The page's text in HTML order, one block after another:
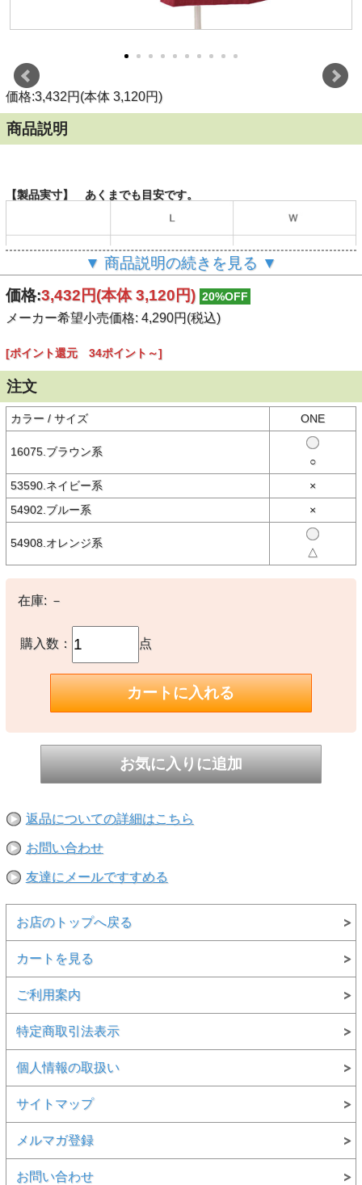
価格:3,432円(本体 3,120円)
商品説明
【製品実寸】 あくまでも目安です。
（単位：cm）
計測方法はこちらをご確認ください。
【商品説明】
ペンドルトンオリジナルのテキスタイルを使用したエプロン
カラフルなコットン地なので汚れを気にせずどんどん使えて、洗濯機
でお手入れできます。女性、男性共にお使いいただけますので、お揃
いで選んでいただいたり、贈り物にも大変喜ばれます。
※パターン生地を使用しているため、商品によってパターン位置に個
体差がございます。予めご了承下さい。商品写真は代表パターンとな
【素材】
○本体：コットン100％
【生産国】
○インド製
※パターン生地を使用しているため、商品によってパターン位置に個
体差がございます。予めご了承下さい。商品写真は代表パターンとな
ります。
※撮影時の環境やご使用のPCモニター等の環境により実際の色味と
多少異なる場合があります。
※当店取扱い商品は一部店頭在庫と共有をしております。
ご注文時に「在庫あり」の表示でも、実際は売り違いにより欠品が発
生し、やむをえずご注文をキャンセルさせていただく場合がございま
す。完売や欠品の場合は大変ご迷惑をおかけしますが、予めご了承の
▼ 商品説明の続きを見る ▼
価格:3,432円(本体 3,120円) 20%OFF
メーカー希望小売価格: 4,290円(税込)
[ポイント還元 34ポイント～]
注文
カラー / サイズ ONE
16075.ブラウン系
○
53590.ネイビー系
×
54902.ブルー系
×
54908.オレンジ系
△
在庫: －
購入数： 点
返品についての詳細はこちら
お問い合わせ
友達にメールですすめる
お店のトップへ戻る
カートを見る
ご利用案内
特定商取引法表示
個人情報の取扱い
サイトマップ
メルマガ登録
お問い合わせ